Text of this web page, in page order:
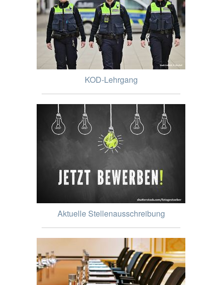
KOD-Lehrgang
Aktuelle Stellenausschreibung